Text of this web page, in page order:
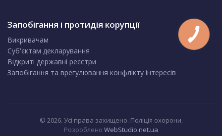
Запобігання і протидія корупції
Викривачам
Суб'єктам декларування
Відкриті державні реєстри
Запобігання та врегулювання конфлікту інтересів
© 2026. Усі права захищено. Поліція охорони.
Розроблено WebStudio.net.ua